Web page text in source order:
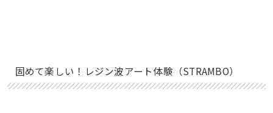
固めて楽しい！レジン波アート体験（STRAMBO）